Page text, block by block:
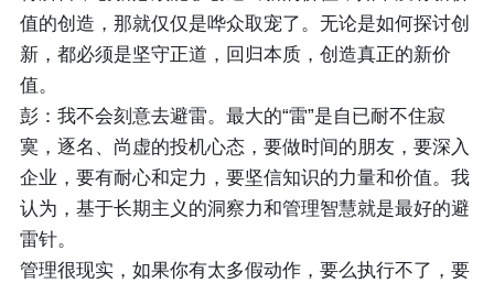
值的创造，那就仅仅是哗众取宠了。无论是如何探讨创
新，都必须是坚守正道，回归本质，创造真正的新价
值。
彭：我不会刻意去避雷。最大的“雷”是自已耐不住寂
寞，逐名、尚虚的投机心态，要做时间的朋友，要深入
企业，要有耐心和定力，要坚信知识的力量和价值。我
认为，基于长期主义的洞察力和管理智慧就是最好的避
雷针。
管理很现实，如果你有太多假动作，要么执行不了，要